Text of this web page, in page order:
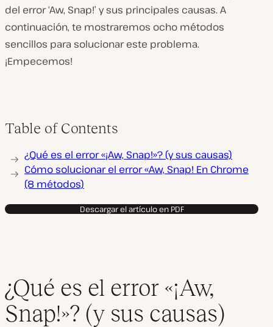
del error ‘Aw, Snap!’ y sus principales causas. A
continuación, te mostraremos ocho métodos
sencillos para solucionar este problema.
¡Empecemos!
Table of Contents
¿Qué es el error «¡Aw, Snap!»? (y sus causas)
Cómo solucionar el error «Aw, Snap! En Chrome
(8 métodos)
Descargar el artículo en PDF
¿Qué es el error «¡Aw,
Snap!»? (y sus causas)